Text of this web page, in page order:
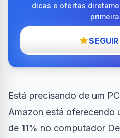
dicas e ofertas
Está precisando de um
Amazon está oferecendo
de 11% no computador